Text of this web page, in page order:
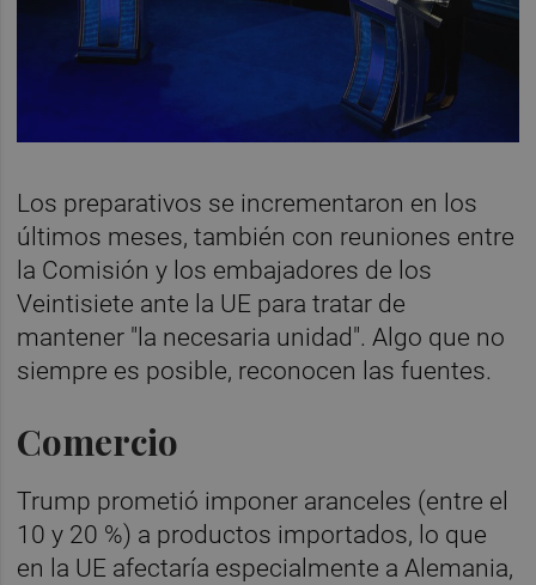
Los preparativos se incrementaron en los
últimos meses, también con reuniones entre
la Comisión y los embajadores de los
Veintisiete ante la UE para tratar de
mantener "la necesaria unidad". Algo que no
siempre es posible, reconocen las fuentes.
Comercio
Trump prometió imponer aranceles (entre el
10 y 20 %) a productos importados, lo que
en la UE afectaría especialmente a Alemania,